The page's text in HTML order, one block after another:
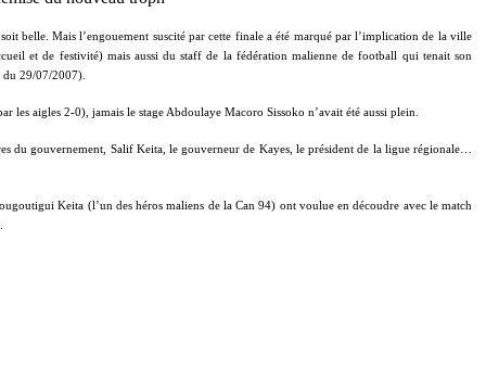
belle. Mais l’engouement suscité par cette finale a été marqué par l’implication de la ville
et de festivité) mais aussi du staff de la fédération malienne de football qui tenait son
29/07/2007).
aigles 2-0), jamais le stage Abdoulaye Macoro Sissoko n’avait été aussi plein.
du gouvernement, Salif Keita, le gouverneur de Kayes, le président de la ligue régionale…
Keita (l’un des héros maliens de la Can 94) ont voulue en découdre avec le match